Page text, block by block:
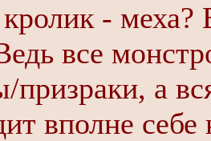
- меха?
все
призраки, а
вполне себе